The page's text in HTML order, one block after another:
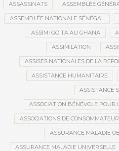
ASSASSINATS ASSEMBLÉE
ASSEMBLÉE NATIONALE SÉNÉGAL
ASSIMI GOITA AU GHANA
ASSIMILATION
ASSISES NATIONALES DE LA
ASSISTANCE HUMANITAIRE
ASSISTANCE
ASSOCIATION BÉNÉVOLE POUR
ASSOCIATIONS DE
ASSURANCE MALADIE
ASSURANCE MALADIE UNIVERSELLE